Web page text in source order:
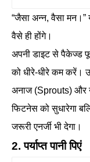
“जैसा अन्न, वैसा मन।”
वैसे ही होंगे।
अपनी डाइट से पैकेज्ड
को धीरे-धीरे कम करें।
अनाज (Sprouts) और
फिटनेस को सुधारेगा
जरूरी एनर्जी भी देगा।
2. पर्याप्त पानी पिएं